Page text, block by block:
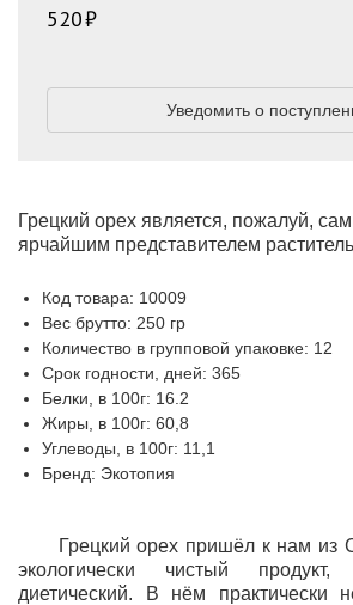
Грецкий орех является, пожалуй,
ярчайшим представителем
Код товара: 10009
Вес брутто: 250 гр
Количество в групповой упаковке: 12
Срок годности, дней: 365
Белки, в 100г: 16.2
Жиры, в 100г: 60,8
Углеводы, в 100г: 11,1
Бренд: Экотопия
520
Уведомить о
Грецкий орех пришёл к нам из
экологически чистый
диетический. В нём практически